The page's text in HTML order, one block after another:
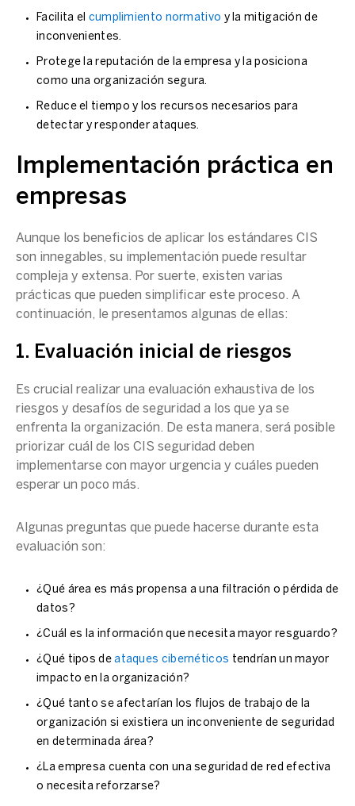
Facilita el cumplimiento normativo y la mitigación de
inconvenientes.
Protege la reputación de la empresa y la posiciona
como una organización segura.
Reduce el tiempo y los recursos necesarios para
detectar y responder ataques.
Implementación práctica en
empresas
Aunque los beneficios de aplicar los estándares CIS
son innegables, su implementación puede resultar
compleja y extensa. Por suerte, existen varias
prácticas que pueden simplificar este proceso. A
continuación, le presentamos algunas de ellas:
1. Evaluación inicial de riesgos
Es crucial realizar una evaluación exhaustiva de los
riesgos y desafíos de seguridad a los que ya se
enfrenta la organización. De esta manera, será posible
priorizar cuál de los CIS seguridad deben
implementarse con mayor urgencia y cuáles pueden
esperar un poco más.
Algunas preguntas que puede hacerse durante esta
evaluación son:
¿Qué área es más propensa a una filtración o pérdida de
datos?
¿Cuál es la información que necesita mayor resguardo?
¿Qué tipos deataques cibernéticos tendrían un mayor
impacto en la organización?
¿Qué tanto se afectarían los flujos de trabajo de la
organización si existiera un inconveniente de seguridad
en determinada área?
¿La empresa cuenta con una seguridad de red efectiva
o necesita reforzarse?